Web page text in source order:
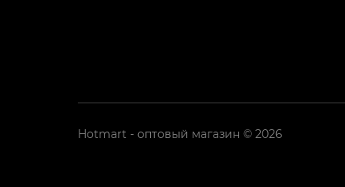
Hotmart - оптовый магазин © 2026